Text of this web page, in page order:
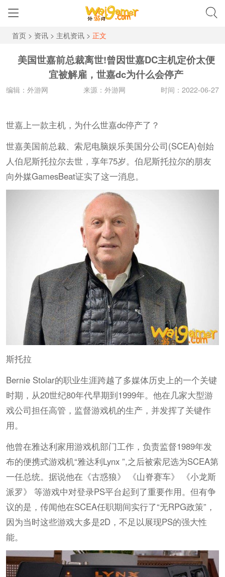
首页> 资讯> 主机资讯> 正文
美国世嘉前总裁离世!曾因世嘉DC主机定价太便
宜被解雇，世嘉dc为什么会停产
编辑：外游网 来源：外游网 时间：2022-06-27
世嘉上一款主机，为什么世嘉dc停产了？
世嘉美国前总裁、索尼电脑娱乐美国分公司(SCEA)创始
人伯尼斯托拉尔去世，享年75岁。伯尼斯托拉尔的朋友
向外媒GamesBeat证实了这一消息。
斯托拉
Bernie Stolar的职业生涯跨越了多媒体历史上的一个关键
时期，从20世纪80年代早期到1999年。他在几家大型游
戏公司担任高管，监督游戏机的生产，并发挥了关键作
用。
他曾在雅达利家用游戏机部门工作，负责监督1989年发
布的便携式游戏机“雅达利Lynx ”,之后被索尼选为SCEA第
一任总统。据说他在《古惑狼》 《山脊赛车》 《小龙斯
派罗》 等游戏中对登录PS平台起到了重要作用。但有争
议的是，传闻他在SCEA任职期间实行了“无RPG政策”，
因为当时这些游戏大多是2D，不足以展现PS的强大性
能。